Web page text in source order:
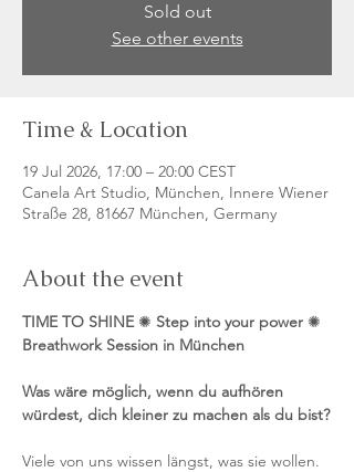
Sold out
See other events
Time & Location
19 Jul 2026, 17:00 – 20:00 CEST
Canela Art Studio, München, Innere Wiener
Straße 28, 81667 München, Germany
About the event
TIME TO SHINE ✺ Step into your power ✺
Breathwork Session in München
Was wäre möglich, wenn du aufhören
würdest, dich kleiner zu machen als du bist?
Viele von uns wissen längst, was sie wollen.